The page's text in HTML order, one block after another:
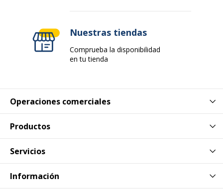
Operaciones comerciales
Productos
Servicios
Información
Nuestras tiendas
Comprueba la disponibilidad
en tu tienda